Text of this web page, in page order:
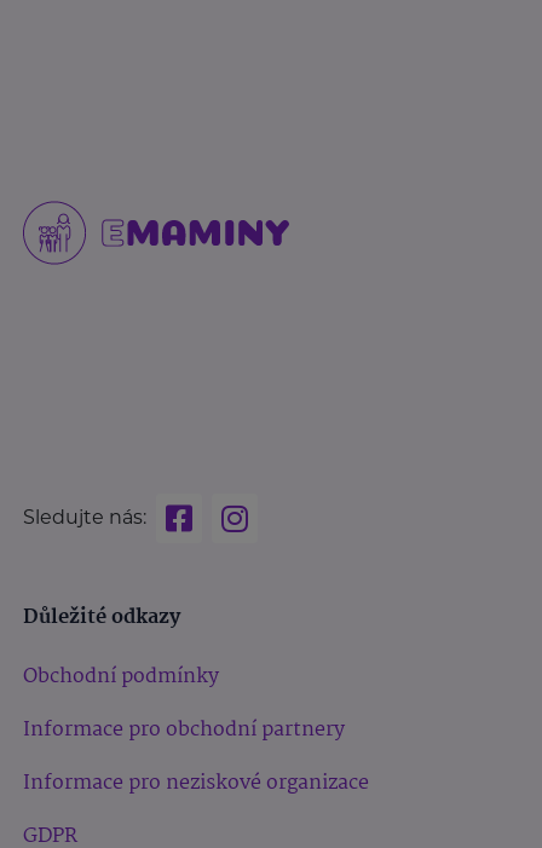
Sledujte nás:
Důležité odkazy
Obchodní podmínky
Informace pro obchodní partnery
Informace pro neziskové organizace
GDPR